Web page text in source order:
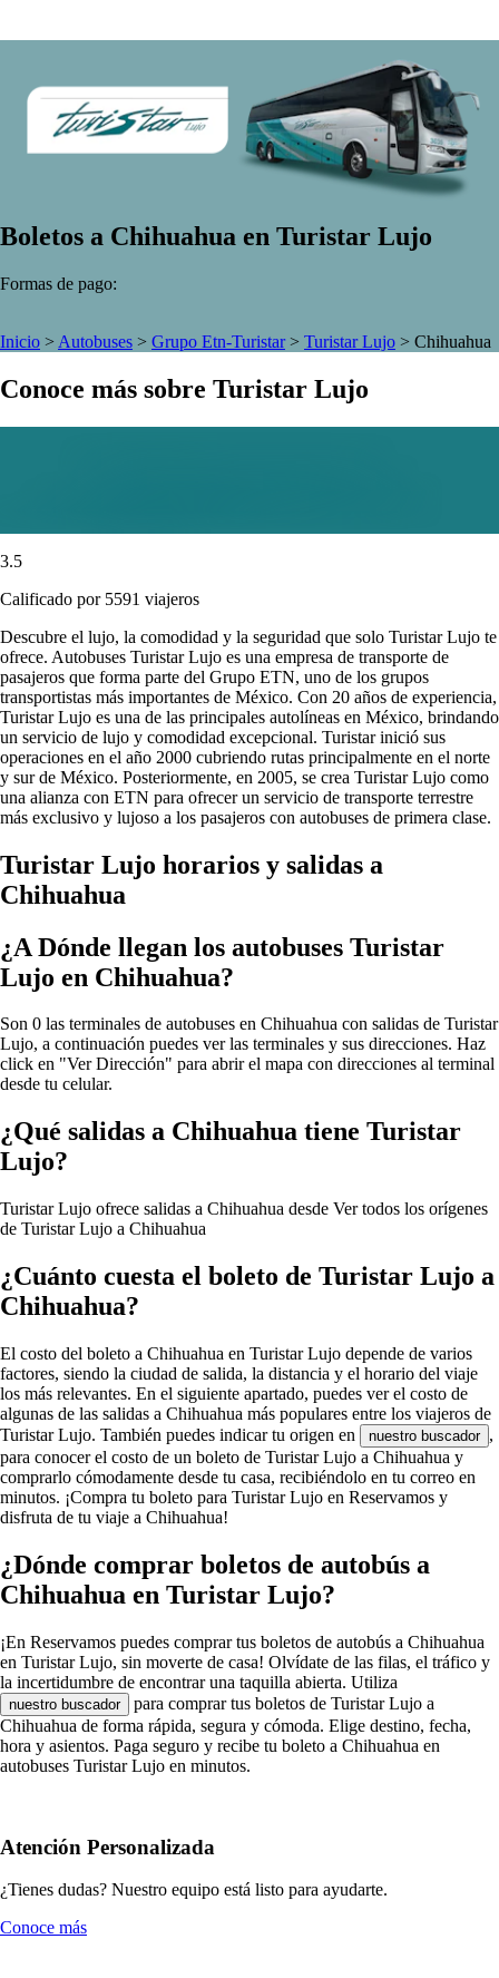
Boletos a Chihuahua en Turistar Lujo
Formas de pago:
Inicio > Autobuses > Grupo Etn-Turistar> Turistar Lujo > Chihuahua
Conoce más sobre Turistar Lujo
3.5
Calificado por 5591 viajeros
Descubre el lujo, la comodidad y la seguridad que solo Turistar Lujo te
ofrece. Autobuses Turistar Lujo es una empresa de transporte de
pasajeros que forma parte del Grupo ETN, uno de los grupos
transportistas más importantes de México. Con 20 años de experiencia,
Turistar Lujo es una de las principales autolíneas en México, brindando
un servicio de lujo y comodidad excepcional. Turistar inició sus
operaciones en el año 2000 cubriendo rutas principalmente en el norte
y sur de México. Posteriormente, en 2005, se crea Turistar Lujo como
una alianza con ETN para ofrecer un servicio de transporte terrestre
más exclusivo y lujoso a los pasajeros con autobuses de primera clase.
Turistar Lujo horarios y salidas a
Chihuahua
¿A Dónde llegan los autobuses Turistar
Lujo en Chihuahua?
Son 0 las terminales de autobuses en Chihuahua con salidas de Turistar
Lujo, a continuación puedes ver las terminales y sus direcciones. Haz
click en "Ver Dirección" para abrir el mapa con direcciones al terminal
desde tu celular.
¿Qué salidas a Chihuahua tiene Turistar
Lujo?
Turistar Lujo ofrece salidas a Chihuahua desde Ver todos los orígenes
de Turistar Lujo a Chihuahua
¿Cuánto cuesta el boleto de Turistar Lujo a
Chihuahua?
El costo del boleto a Chihuahua en Turistar Lujo depende de varios
factores, siendo la ciudad de salida, la distancia y el horario del viaje
los más relevantes. En el siguiente apartado, puedes ver el costo de
algunas de las salidas a Chihuahua más populares entre los viajeros de
Turistar Lujo. También puedes indicar tu origen en
nuestro buscador ,
para conocer el costo de un boleto de Turistar Lujo a Chihuahua y
comprarlo cómodamente desde tu casa, recibiéndolo en tu correo en
minutos. ¡Compra tu boleto para Turistar Lujo en Reservamos y
disfruta de tu viaje a Chihuahua!
¿Dónde comprar boletos de autobús a
Chihuahua en Turistar Lujo?
¡En Reservamos puedes comprar tus boletos de autobús a Chihuahua
en Turistar Lujo, sin moverte de casa! Olvídate de las filas, el tráfico y
la incertidumbre de encontrar una taquilla abierta. Utiliza
nuestro buscador
para comprar tus boletos de Turistar Lujo a
Chihuahua de forma rápida, segura y cómoda. Elige destino, fecha,
hora y asientos. Paga seguro y recibe tu boleto a Chihuahua en
autobuses Turistar Lujo en minutos.
Atención Personalizada
¿Tienes dudas? Nuestro equipo está listo para ayudarte.
Conoce más